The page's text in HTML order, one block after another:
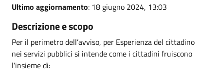
Ultimo aggiornamento: 18 giugno 2024, 13:03
Descrizione e scopo
Per il perimetro dell’avviso, per Esperienza del cittadino
nei servizi pubblici si intende come i cittadini fruiscono
l’insieme di: